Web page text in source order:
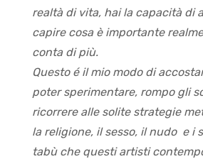
realtà di vita, hai la capacità di
capire cosa è importante
conta di più.
Questo é il mio modo di
poter sperimentare, rompo gli
ricorrere alle solite strategie
la religione, il sesso, il nudo e i
tabù che questi artisti